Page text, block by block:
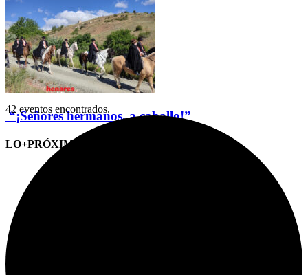
“¡Señores hermanos, a caballo!”
LO+PRÓXIMO (CITAS)
42 eventos encontrados.